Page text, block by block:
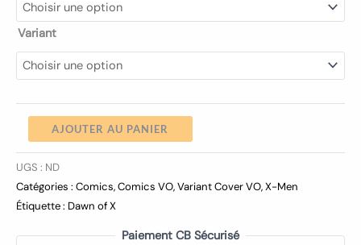
Variant
AJOUTER AU PANIER
UGS : ND
Catégories : Comics,Comics VO,Variant Cover VO,X-Men
Étiquette : Dawn of X
Paiement CB Sécurisé